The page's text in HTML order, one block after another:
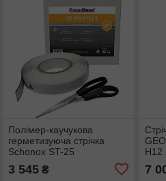
Полімер-каучукова
герметизуюча стрічка
Schonox ST-25
3 545₴
H12
7